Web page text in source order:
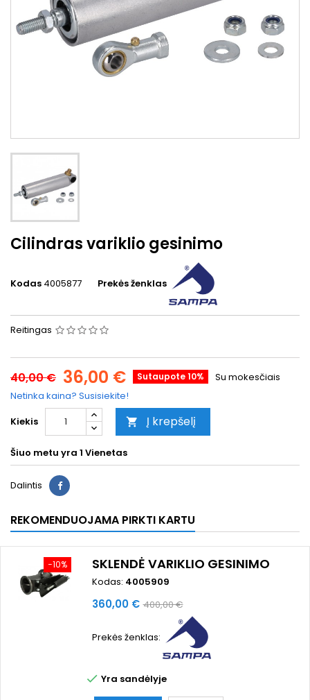
Cilindras variklio gesinimo
Kodas 4005877 Prekės ženklas
Reitingas
40,00 € 36,00 € Sutaupote 10%
Su mokesčiais
Netinka kaina? Susisiekite!
Kiekis
 Į krepšelį
Šiuo metu yra 1 Vienetas
Dalintis
REKOMENDUOJAMA PIRKTI KARTU
−10% SKLENDĖ VARIKLIO GESINIMO
Kodas: 4005909
Kaina
360,00 € Bazinė
400,00 €
Prekės ženklas:
 Yra sandėlyje